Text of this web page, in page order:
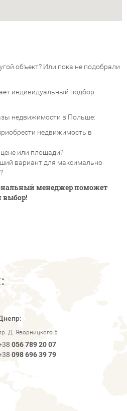
объект? Или пока не подобрали
индивидуальный подбор
недвижимости в Польше:
недвижимость в
или площади?
вариант для максимально
менеджер поможет
выбор!
Д. Яворницкого 5
056 789 20 07
098 696 39 79